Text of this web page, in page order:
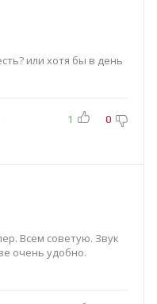
или хотя бы в день
1 0
Всем советую. Звук
очень удобно.